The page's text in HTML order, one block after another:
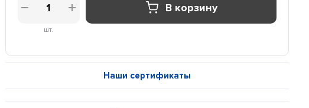
шт.
В корзину
Наши сертификаты